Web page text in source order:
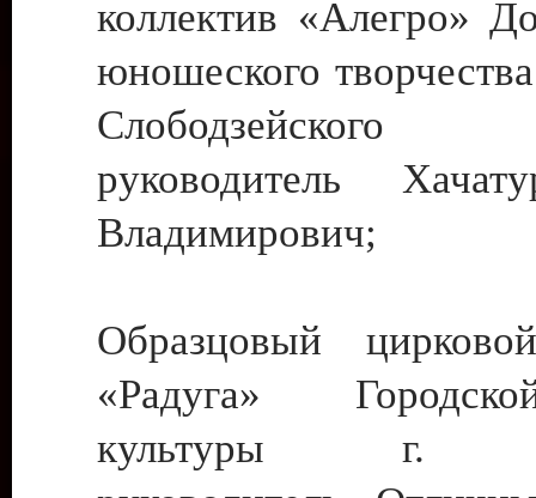
коллектив «Алегро»
юношеского
руководитель
Владимирович;
Образцовый
«Радуга»
культуры г.